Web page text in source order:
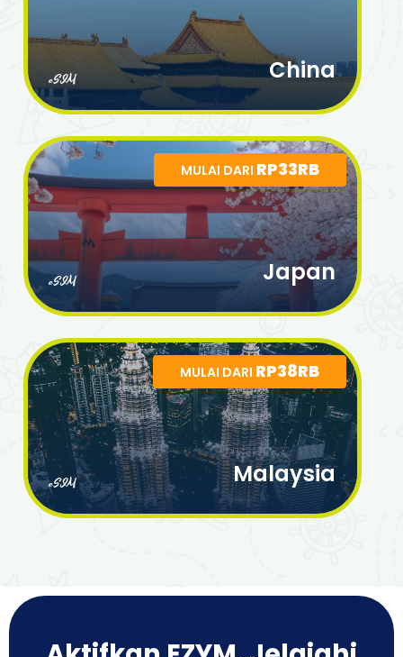
eSIM China
MULAI DARI RP33RB
eSIM Japan
MULAI DARI RP38RB
eSIM Malaysia